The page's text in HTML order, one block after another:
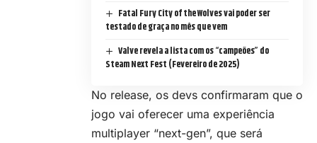
Fatal Fury City of the Wolves vai poder ser
testado de graça no mês que vem
Valve revela a lista com os “campeões” do
Steam Next Fest (Fevereiro de 2025)
No release, os devs confirmaram que o
jogo vai oferecer uma experiência
multiplayer “next-gen”, que será